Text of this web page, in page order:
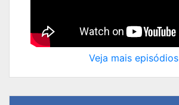
Veja mais episódios